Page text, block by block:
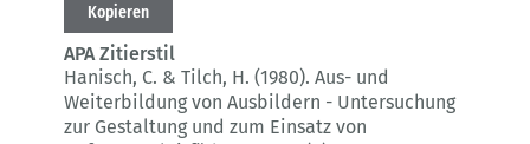
Kopieren
APA Zitierstil
Hanisch, C. & Tilch, H. (1980). Aus- und
Weiterbildung von Ausbildern - Untersuchung
zur Gestaltung und zum Einsatz von